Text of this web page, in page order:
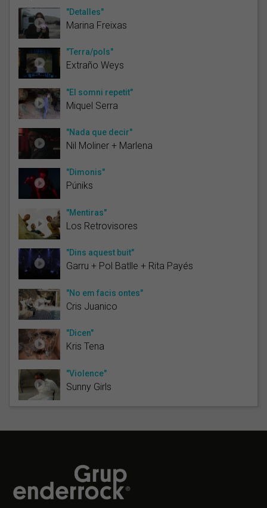
"Detalles"
Marina Freixas
"Terra/pols"
Extraño Weys
"El somni repetit"
Miquel Serra
"Nada que decir"
Nil Moliner + Marlena
"Dimonis"
Púniks
"Mentiras"
Los Retrovisores
"Dins aquest buit"
Garru + Pol Batlle + Rita Payés
"No em facis ontes"
Cris Juanico
"Dicen"
Kris Tena
"Violence"
Sunny Girls